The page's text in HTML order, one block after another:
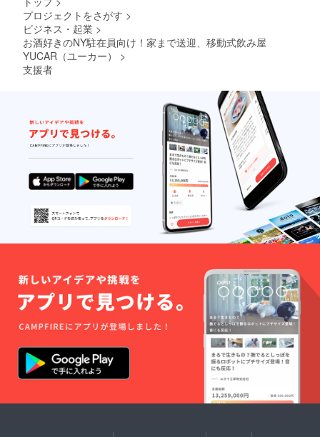
プロジェクトをさがす >
ビジネス・起業 >
お酒好きのNY駐在員向け！家まで送迎、移動式飲み屋
YUCAR（ユーカー）
>
支援者